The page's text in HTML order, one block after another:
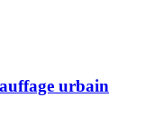
urbain